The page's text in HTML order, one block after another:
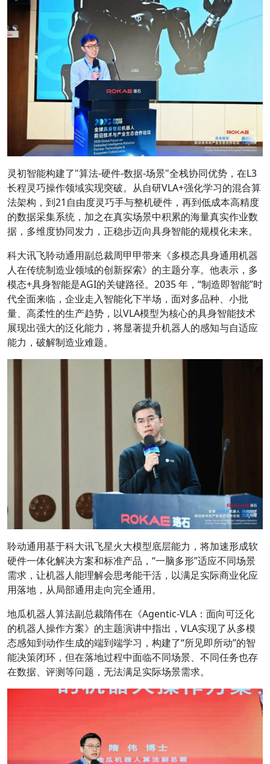
灵初智能构建了"算法-硬件-数据-场景"全栈协同优势，在L3
长程灵巧操作领域实现突破。从自研VLA+强化学习的混合算
法架构，到21自由度灵巧手与整机硬件，再到低成本高精度
的数据采集系统，加之在真实场景中积累的海量真实作业数
据，多维度协同发力，正稳步迈向具身智能的规模化未来。
科大讯飞聆动通用副总裁周甲甲带来 《多模态具身通用机器
人在传统制造业领域的创新探索》 的主题分享。他表示，多
模态+具身智能是AGI的关键路径。2035 年，“制造即智能”时
代全面来临，企业走入智能化下半场，面对多品种、小批
量、高柔性的生产趋势，以VLA模型为核心的具身智能技术
展现出强大的泛化能力，将显著提升机器人的感知与自适应
能力，破解制造业难题。
聆动通用基于科大讯飞星火大模型底层能力，将加速形成软
硬件一体化解决方案和标准产品，“一脑多形”适应不同场景
需求，让机器人能理解会思考能干活，以满足实际商业化应
用落地，从局部通用走向完全通用。
地瓜机器人算法副总裁隋伟在 《Agentic-VLA：面向可泛化
的机器人操作方案》 的主题演讲中指出，VLA实现了从多模
态感知到动作生成的端到端学习，构建了“所见即所动”的智
能决策闭环，但在落地过程中面临不同场景、不同任务也存
在数据、评测等问题，无法满足实际场景需求。